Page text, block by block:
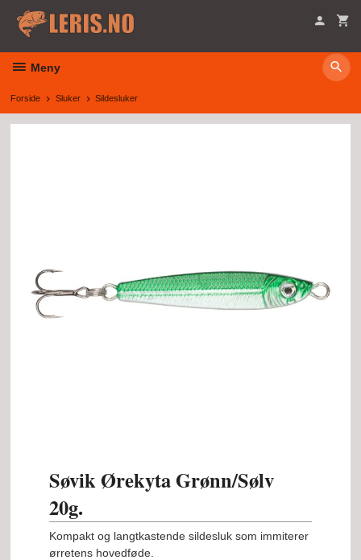
innholdet
Meny
Forside Sluker Sildesluker
Søvik Ørekyta Grønn/Sølv
20g.
Kompakt og langtkastende sildesluk som immiterer
ørretens hovedføde.